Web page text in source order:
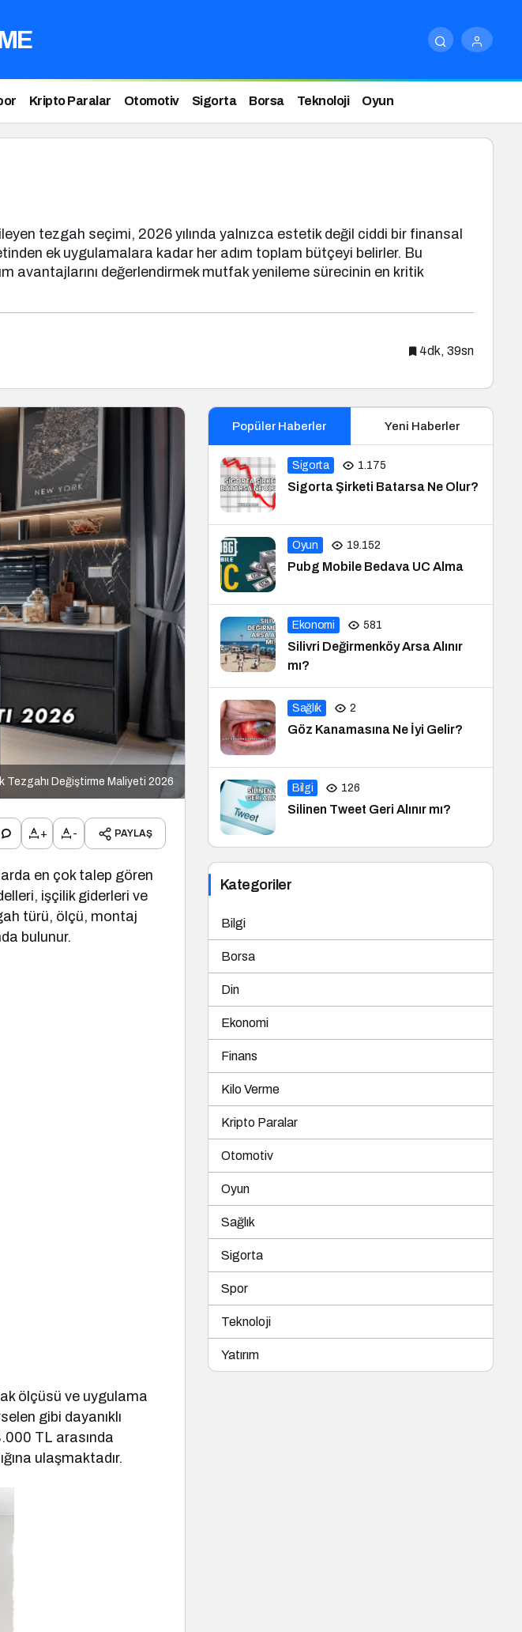
Kripto Paralar Otomotiv Sigorta Borsa Teknoloji Oyun
tezgah seçimi, 2026 yılında yalnızca estetik değil ciddi bir finansal
ek uygulamalara kadar her adım toplam bütçeyi belirler. Bu
avantajlarını değerlendirmek mutfak yenileme sürecinin en kritik
4dk, 39sn
Tezgahı Değiştirme Maliyeti 2026
+ - PAYLAŞ
en çok talep gören
işçilik giderleri ve
türü, ölçü, montaj
bulunur.
ölçüsü ve uygulama
gibi dayanıklı
TL arasında
ulaşmaktadır.
Popüler Haberler Yeni Haberler
Sigorta 1.175
Sigorta Şirketi Batarsa Ne Olur?
Oyun 19.152
Pubg Mobile Bedava UC Alma
Ekonomi 581
Silivri Değirmenköy Arsa Alınır
mı?
Sağlık 2
Göz Kanamasına Ne İyi Gelir?
Bilgi 126
Silinen Tweet Geri Alınır mı?
Kategoriler
Bilgi
Borsa
Din
Ekonomi
Finans
Kilo Verme
Kripto Paralar
Otomotiv
Oyun
Sağlık
Sigorta
Spor
Teknoloji
Yatırım